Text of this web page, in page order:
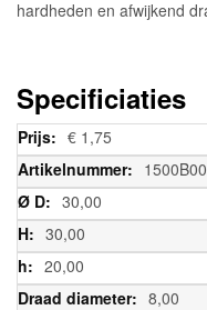
hardheden en afwijkend
Specificiaties
Meer
informatie
€ 1,75
30,00
30,00
20,00
8,00